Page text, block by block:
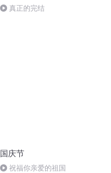
真正的完结
国庆节
祝福你亲爱的祖国